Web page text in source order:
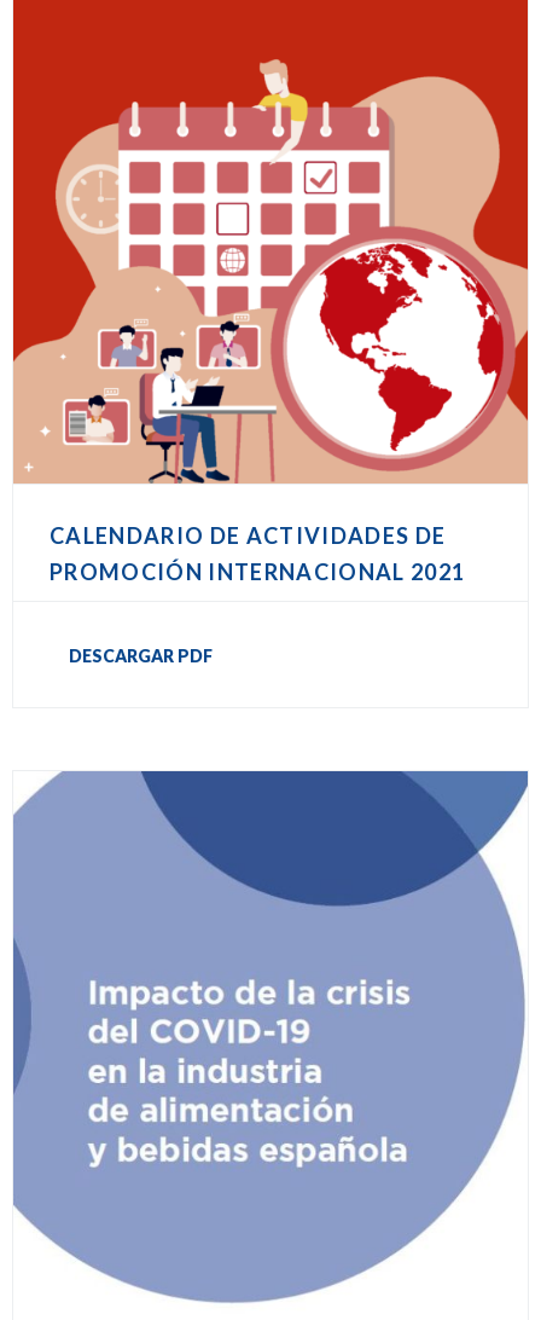
CALENDARIO DE ACTIVIDADES DE
PROMOCIÓN INTERNACIONAL 2021
DESCARGAR PDF